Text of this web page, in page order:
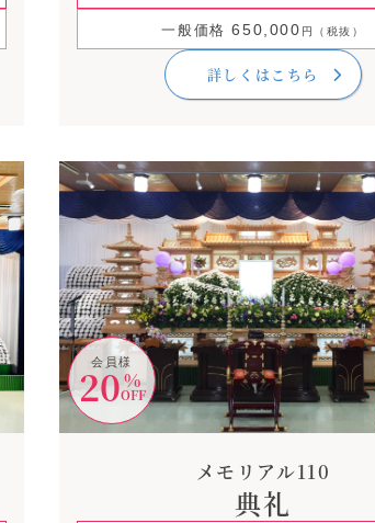
一般価格650,000 円（税抜）
詳しくはこちら
会員様
20%
OFF
メモリアル110
典礼